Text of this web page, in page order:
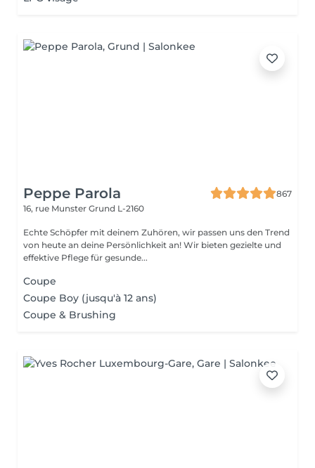
Peppe Parola
867
16, rue Munster Grund L-2160
Echte Schöpfer mit deinem Zuhören, wir passen uns den Trend
von heute an deine Persönlichkeit an! Wir bieten gezielte und
effektive Pflege für gesunde...
Coupe
Coupe Boy (jusqu'à 12 ans)
Coupe & Brushing